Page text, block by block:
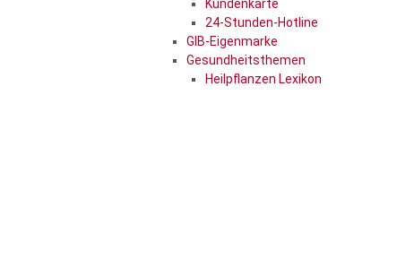
Kundenkarte
24-Stunden-Hotline
GIB-Eigenmarke
Gesundheitsthemen
Heilpflanzen Lexikon